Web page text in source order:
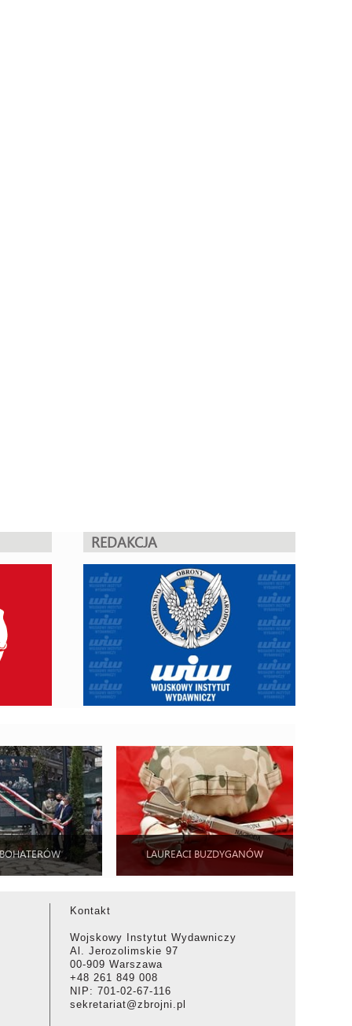
REDAKCJA
LAUREACI BUZDYGANÓW
Kontakt
Wojskowy Instytut Wydawniczy
Al. Jerozolimskie 97
00-909 Warszawa
+48 261 849 008
NIP: 701-02-67-116
sekretariat@zbrojni.pl